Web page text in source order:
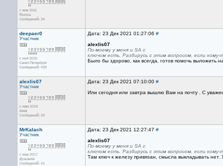
с янв 2011
Russia
Сообщений: 34
deepaer0
Участник
с ноя 2015
Санкт-Петербург
Сообщений: 439
Дата: 23 Дек 2021 01:27:06 #
alexlis07
По-моему у меня и SA с
ключом есть. Разбирусь с этим вопросом, если кому-
Было бы здорово, как всегда, готов помочь выложить
alexlis07
Участник
с июн 2019
Киев
Сообщений: 20
Дата: 23 Дек 2021 07:10:00 #
Или сегодня или завтра вышлю Вам на почту . С
MrKalach
Участник
с мар 2017
Душанбе
Сообщений: 41
Дата: 23 Дек 2021 12:27:47 #
alexlis07
По-моему у меня и SA с
ключом есть. Разбирусь с этим вопросом, если кому-
Там ключ к железу привязан, смысла выкладывать